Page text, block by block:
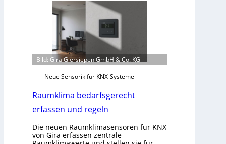
r
m
u
i
a
t
o
Bild: Gira Giersiepen GmbH & Co. KG
Neue Sensorik für KNX-Systeme
Raumklima bedarfsgerecht
erfassen und regeln
Die neuen Raumklimasensoren für KNX
von Gira erfassen zentrale